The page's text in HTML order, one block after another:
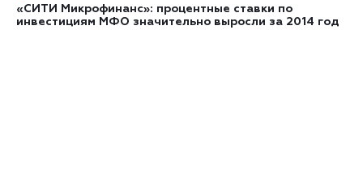
«СИТИ Микрофинанс»: процентные ставки по
инвестициям МФО значительно выросли за 2014 год